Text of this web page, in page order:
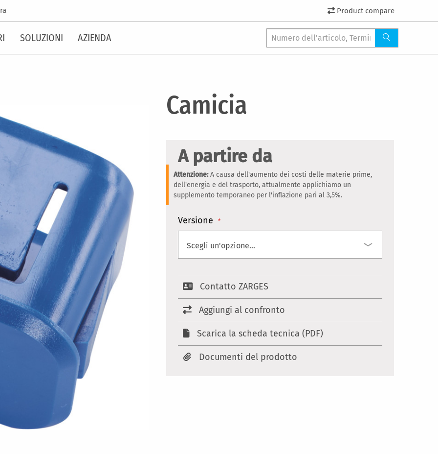
Product compare
SOLUZIONI AZIENDA
Camicia
A partire da
Attenzione:A causa dell'aumento dei costi delle materie prime,
dell'energia e del trasporto, attualmente applichiamo un
supplemento temporaneo per l'inflazione pari al 3,5%.
Versione
Contatto ZARGES
Aggiungi al confronto
Scarica la scheda tecnica (PDF)
Documenti del prodotto